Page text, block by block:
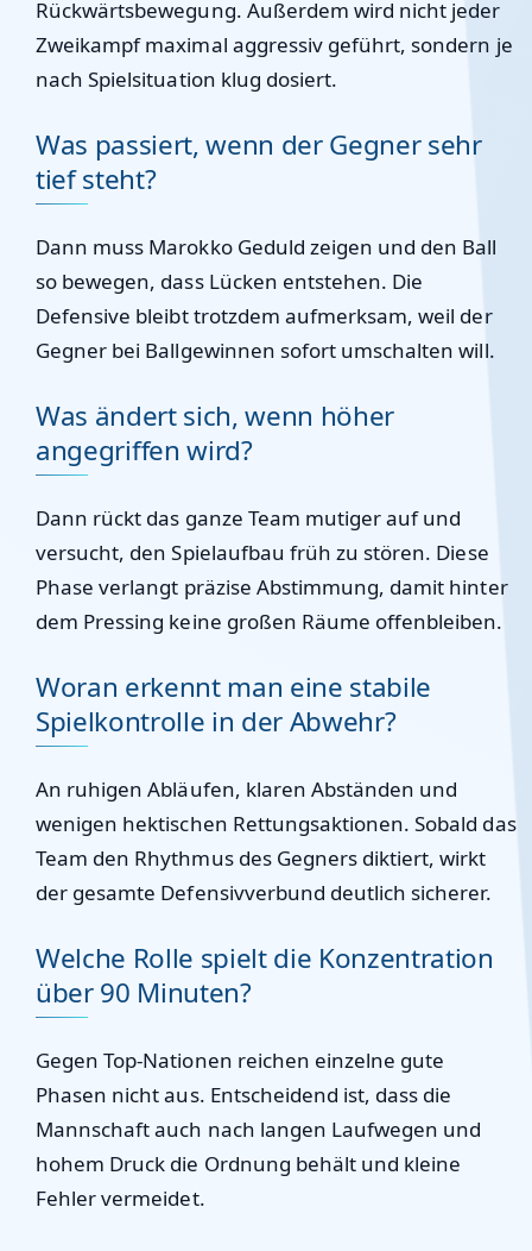
Rückwärtsbewegung. Außerdem wird nicht jeder
Zweikampf maximal aggressiv geführt, sondern je
nach Spielsituation klug dosiert.
Was passiert, wenn der Gegner sehr
tief steht?
Dann muss Marokko Geduld zeigen und den Ball
so bewegen, dass Lücken entstehen. Die
Defensive bleibt trotzdem aufmerksam, weil der
Gegner bei Ballgewinnen sofort umschalten will.
Was ändert sich, wenn höher
angegriffen wird?
Dann rückt das ganze Team mutiger auf und
versucht, den Spielaufbau früh zu stören. Diese
Phase verlangt präzise Abstimmung, damit hinter
dem Pressing keine großen Räume offenbleiben.
Woran erkennt man eine stabile
Spielkontrolle in der Abwehr?
An ruhigen Abläufen, klaren Abständen und
wenigen hektischen Rettungsaktionen. Sobald das
Team den Rhythmus des Gegners diktiert, wirkt
der gesamte Defensivverbund deutlich sicherer.
Welche Rolle spielt die Konzentration
über 90 Minuten?
Gegen Top-Nationen reichen einzelne gute
Phasen nicht aus. Entscheidend ist, dass die
Mannschaft auch nach langen Laufwegen und
hohem Druck die Ordnung behält und kleine
Fehler vermeidet.